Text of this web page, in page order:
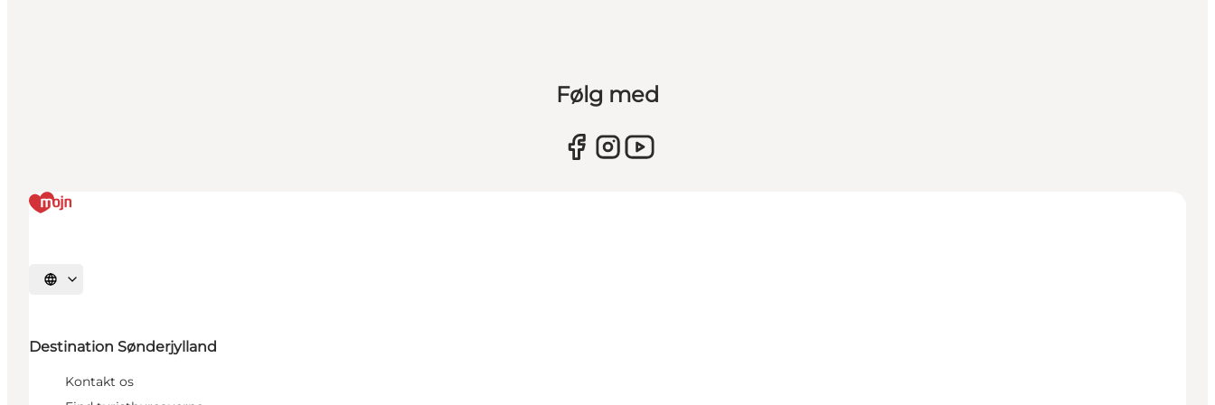
Følg med
Vælg sprog
Destination Sønderjylland
Kontakt os